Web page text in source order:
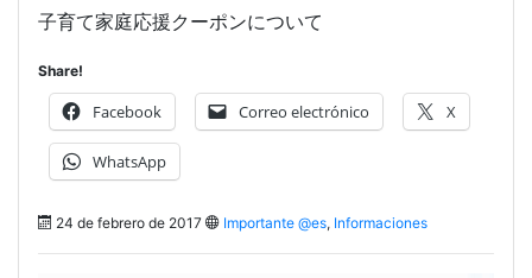
子育て家庭応援クーポンについて
Share!
Facebook Correo electrónico X
WhatsApp
24 de febrero de 2017 Importante @es, Informaciones